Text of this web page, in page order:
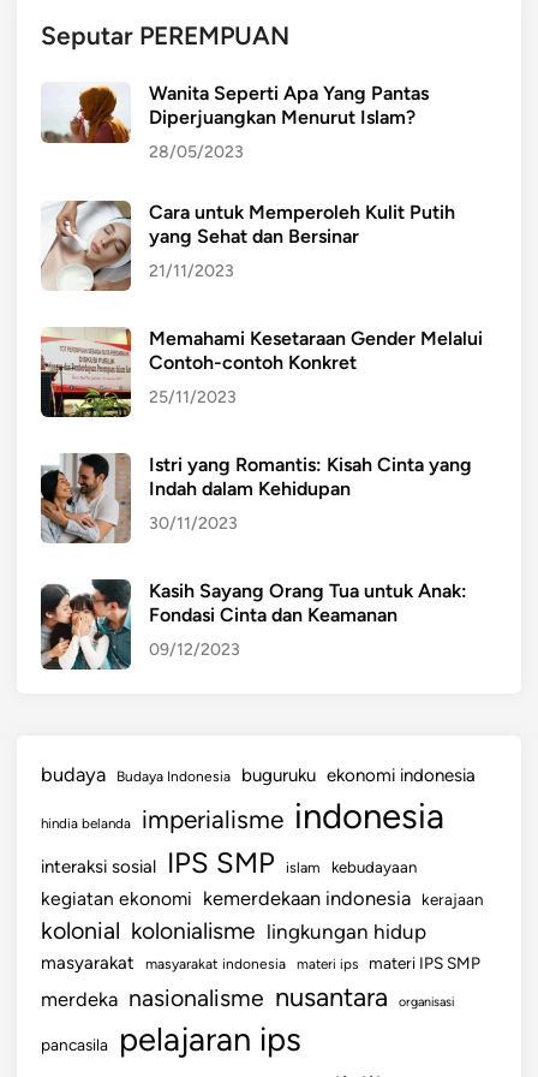
B
p
a
e
n
i
N
a
o
n
n
s
i
a
Seputar PEREMPUAN
Wanita Seperti Apa Yang Pantas
Diperjuangkan Menurut Islam?
28/05/2023
Cara untuk Memperoleh Kulit Putih
yang Sehat dan Bersinar
21/11/2023
Memahami Kesetaraan Gender Melalui
Contoh-contoh Konkret
25/11/2023
Istri yang Romantis: Kisah Cinta yang
Indah dalam Kehidupan
30/11/2023
Kasih Sayang Orang Tua untuk Anak:
Fondasi Cinta dan Keamanan
09/12/2023
budaya Budaya Indonesia buguruku ekonomi indonesia
hindia belanda imperialisme indonesia
interaksi sosial IPS SMP islam kebudayaan
kegiatan ekonomi kemerdekaan indonesia kerajaan
kolonial kolonialisme lingkungan hidup
masyarakat masyarakat indonesia materi ips materi IPS SMP
merdeka nasionalisme nusantara organisasi
pancasila
pelajaran ips